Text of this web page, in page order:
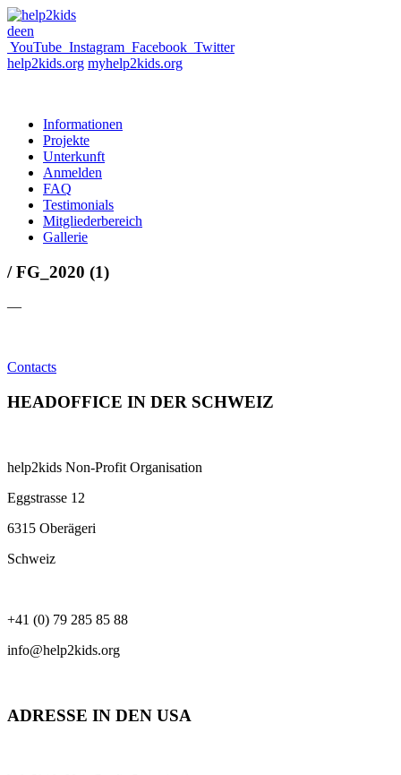
deen
YouTube Instagram Facebook Twitter
help2kids.org myhelp2kids.org
Informationen
Projekte
Unterkunft
Anmelden
FAQ
Testimonials
Mitgliederbereich
Gallerie
/ FG_2020 (1)
—
Contacts
HEADOFFICE IN DER SCHWEIZ
help2kids Non-Profit Organisation
Eggstrasse 12
6315 Oberägeri
Schweiz
+41 (0) 79 285 85 88
info@help2kids.org
ADRESSE IN DEN USA